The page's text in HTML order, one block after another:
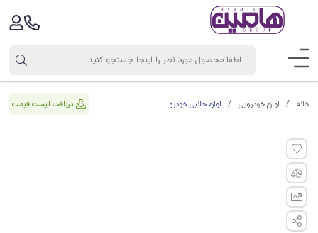
خانه لوازم خودرویی لوازم جانبی خودرو دریافت لیست قیمت